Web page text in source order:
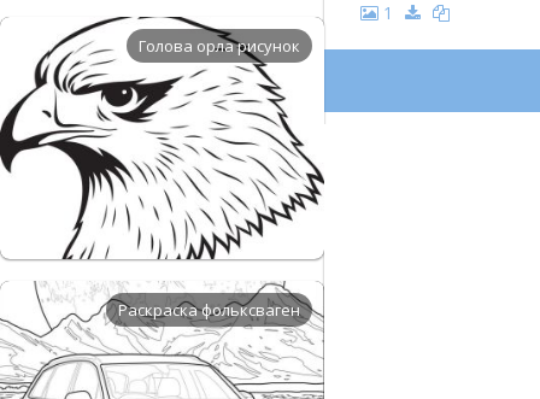
Голова орла рисунок
Раскраска фольксваген
1